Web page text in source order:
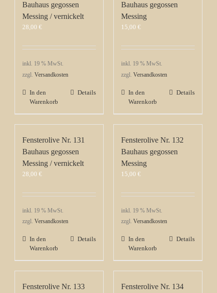
Bauhaus gegossen
Messing / vernickelt
28,00 €
inkl. 19 % MwSt.
zzgl. Versandkosten
In den
Warenkorb
Details
Bauhaus gegossen
Messing
15,00 €
inkl. 19 % MwSt.
zzgl. Versandkosten
In den
Warenkorb
Details
Fensterolive Nr. 131
Bauhaus gegossen
Messing / vernickelt
28,00 €
inkl. 19 % MwSt.
zzgl. Versandkosten
In den
Warenkorb
Details
Fensterolive Nr. 132
Bauhaus gegossen
Messing
15,00 €
inkl. 19 % MwSt.
zzgl. Versandkosten
In den
Warenkorb
Details
Fensterolive Nr. 133
Fensterolive Nr. 134